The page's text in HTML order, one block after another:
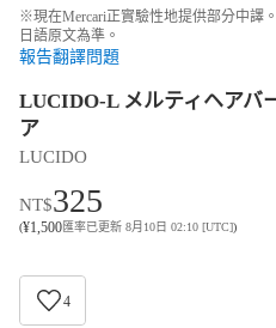
※現在Mercari正實驗性地提供部分中譯
日語原文為準。
報告翻譯問題
LUCIDO-L メルティヘアバ
ア
LUCIDO
NT$325
(¥1,500匯率已更新 8月10日 02:10 [UTC])
4